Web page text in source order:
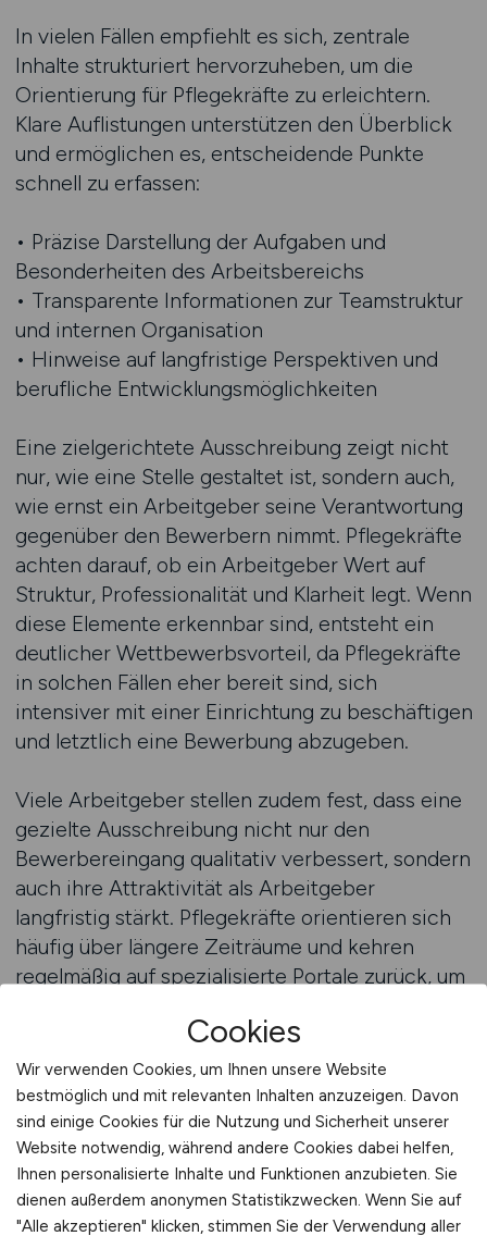
In vielen Fällen empfiehlt es sich, zentrale
Inhalte strukturiert hervorzuheben, um die
Orientierung für Pflegekräfte zu erleichtern.
Klare Auflistungen unterstützen den Überblick
und ermöglichen es, entscheidende Punkte
schnell zu erfassen:
• Präzise Darstellung der Aufgaben und
Besonderheiten des Arbeitsbereichs
• Transparente Informationen zur Teamstruktur
und internen Organisation
• Hinweise auf langfristige Perspektiven und
berufliche Entwicklungsmöglichkeiten
Eine zielgerichtete Ausschreibung zeigt nicht
nur, wie eine Stelle gestaltet ist, sondern auch,
wie ernst ein Arbeitgeber seine Verantwortung
gegenüber den Bewerbern nimmt. Pflegekräfte
achten darauf, ob ein Arbeitgeber Wert auf
Struktur, Professionalität und Klarheit legt. Wenn
diese Elemente erkennbar sind, entsteht ein
deutlicher Wettbewerbsvorteil, da Pflegekräfte
in solchen Fällen eher bereit sind, sich
intensiver mit einer Einrichtung zu beschäftigen
und letztlich eine Bewerbung abzugeben.
Viele Arbeitgeber stellen zudem fest, dass eine
gezielte Ausschreibung nicht nur den
Bewerbereingang qualitativ verbessert, sondern
auch ihre Attraktivität als Arbeitgeber
langfristig stärkt. Pflegekräfte orientieren sich
häufig über längere Zeiträume und kehren
regelmäßig auf spezialisierte Portale zurück, um
informieren. Arbeitgeber, die dauerhaft sichtbar
bleiben, profitieren daher von einem
langfristigen Wahrnehmungseffekt. Die
Veröffentlichung auf GESUNDHEIT.JOBS
unterstützt diese Entwicklung, da sie Präsenz
genau an dem Ort schafft, an dem Pflegekräfte
ihre berufliche Orientierung beginnen.
Cookies
Wir verwenden Cookies, um Ihnen unsere Website
bestmöglich und mit relevanten Inhalten anzuzeigen. Davon
sind einige Cookies für die Nutzung und Sicherheit unserer
Website notwendig, während andere Cookies dabei helfen,
Ihnen personalisierte Inhalte und Funktionen anzubieten. Sie
dienen außerdem anonymen Statistikzwecken. Wenn Sie auf
"Alle akzeptieren" klicken, stimmen Sie der Verwendung aller